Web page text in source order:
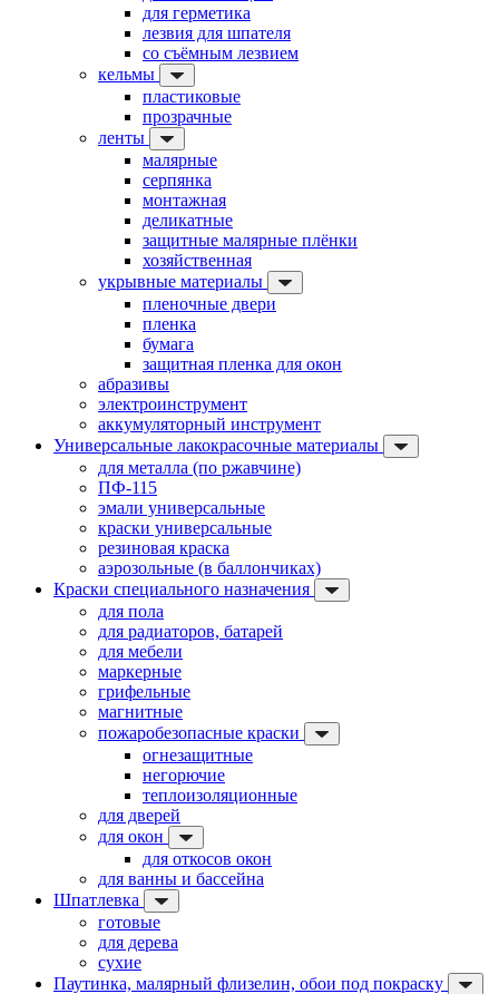
для герметика
лезвия для шпателя
со съёмным лезвием
кельмы
пластиковые
прозрачные
ленты
малярные
серпянка
монтажная
деликатные
защитные малярные плёнки
хозяйственная
укрывные материалы
пленочные двери
пленка
бумага
защитная пленка для окон
абразивы
электроинструмент
аккумуляторный инструмент
Универсальные лакокрасочные материалы
для металла (по ржавчине)
ПФ-115
эмали универсальные
краски универсальные
резиновая краска
аэрозольные (в баллончиках)
Краски специального назначения
для пола
для радиаторов, батарей
для мебели
маркерные
грифельные
магнитные
пожаробезопасные краски
огнезащитные
негорючие
теплоизоляционные
для дверей
для окон
для откосов окон
для ванны и бассейна
Шпатлевка
готовые
для дерева
сухие
Паутинка, малярный флизелин, обои под покраску